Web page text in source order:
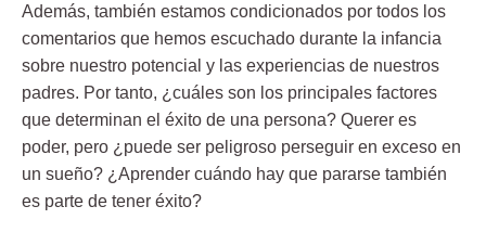
Además, también estamos condicionados por todos los
comentarios que hemos escuchado durante la infancia
sobre nuestro potencial y las experiencias de nuestros
padres. Por tanto, ¿cuáles son los principales factores
que determinan el éxito de una persona? Querer es
poder, pero ¿puede ser peligroso perseguir en exceso en
un sueño? ¿Aprender cuándo hay que pararse también
es parte de tener éxito?